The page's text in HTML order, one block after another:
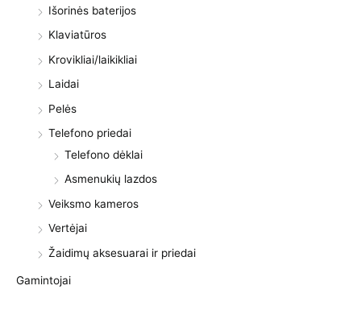
Išorinės baterijos
Klaviatūros
Krovikliai/laikikliai
Laidai
Pelės
Telefono priedai
Telefono dėklai
Asmenukių lazdos
Veiksmo kameros
Vertėjai
Žaidimų aksesuarai ir priedai
Gamintojai